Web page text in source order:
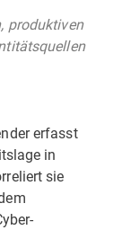
produktiven
erfasst
in
sie